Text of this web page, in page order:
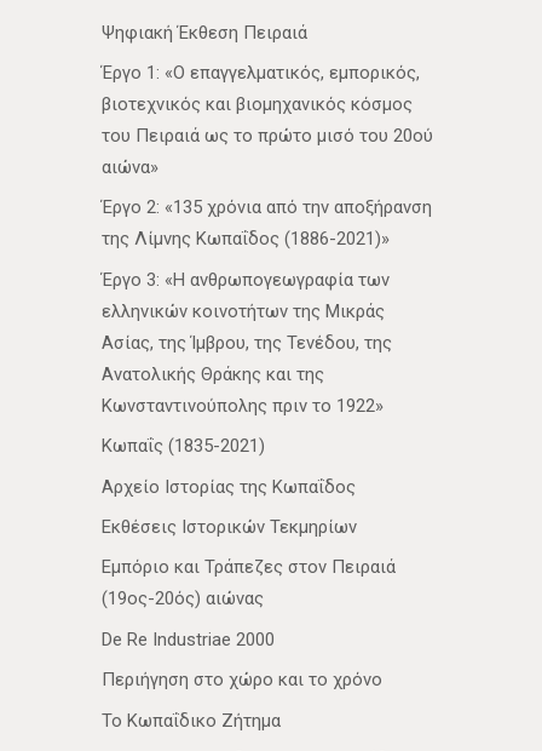
Ψηφιακή Έκθεση Πειραιά
Έργο 1: «Ο επαγγελματικός, εμπορικός,
βιοτεχνικός και βιομηχανικός κόσμος
του Πειραιά ως το πρώτο μισό του 20ού
αιώνα»
Έργο 2: «135 χρόνια από την αποξήρανση
της Λίμνης Κωπαΐδος (1886-2021)»
Έργο 3: «Η ανθρωπογεωγραφία των
ελληνικών κοινοτήτων της Μικράς
Ασίας, της Ίμβρου, της Τενέδου, της
Ανατολικής Θράκης και της
Κωνσταντινούπολης πριν το 1922»
Κωπαΐς (1835-2021)
Αρχείο Ιστορίας της Κωπαΐδος
Εκθέσεις Ιστορικών Τεκμηρίων
Εμπόριο και Τράπεζες στον Πειραιά
(19ος-20ός) αιώνας
De Re Industriae 2000
Περιήγηση στο χώρο και το χρόνο
Το Κωπαΐδικο Ζήτημα